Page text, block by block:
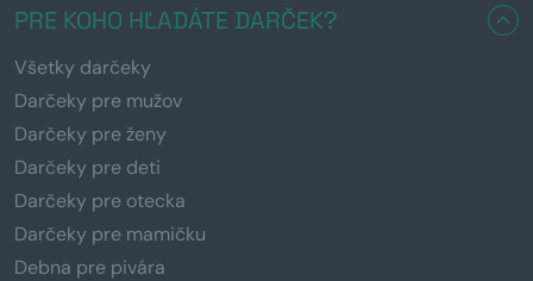
PRE KOHO HĽADÁTE DARČEK?
Všetky darčeky
Darčeky pre mužov
Darčeky pre ženy
Darčeky pre deti
Darčeky pre otecka
Darčeky pre mamičku
Debna pre pivára